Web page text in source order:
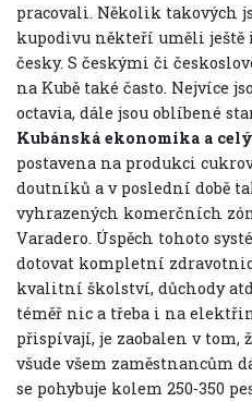
pracovali. Několik takových
kupodivu někteří uměli ještě
česky. S českými či
na Kubě také často. Nejvíce
octavia, dále jsou oblíbené
Kubánská ekonomika a
postavena na produkci
doutníků a v poslední době
vyhrazených komerčních
Varadero. Úspěch tohoto
dotovat kompletní
kvalitní školství, důchody
téměř nic a třeba i na
přispívají, je zaobalen v tom,
všude všem zaměstnancům
se pohybuje kolem 250-350